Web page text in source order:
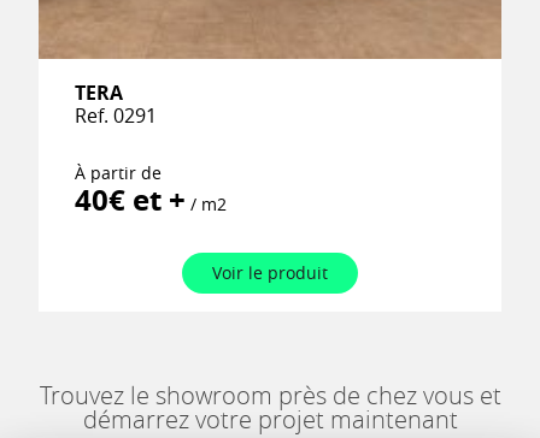
TERA
Ref. 0291
À partir de
40€ et + / m2
Voir le produit
Trouvez le showroom près de chez vous et
démarrez votre projet maintenant